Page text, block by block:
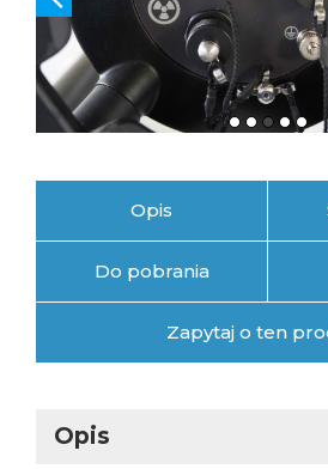
Opis
Do pobrania
Zapytaj o ten
Opis